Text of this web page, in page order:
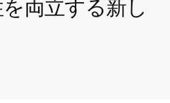
両立する新し